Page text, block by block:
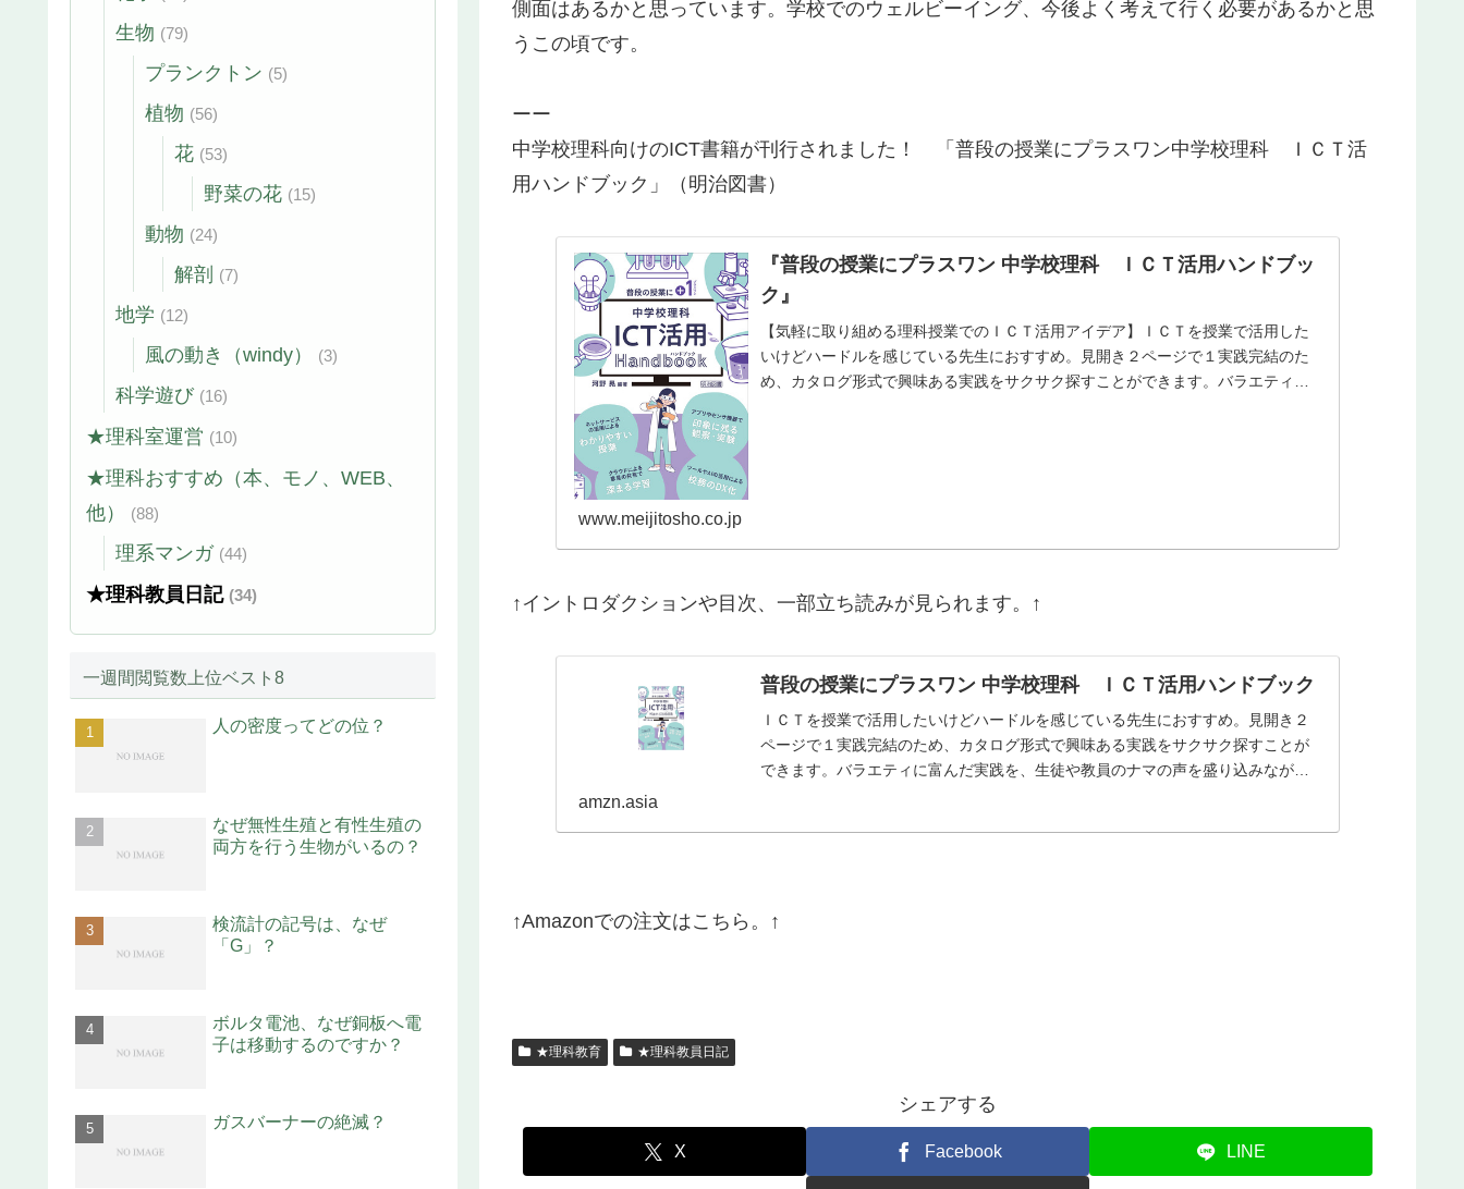
側面はあるかと思っています。学校でのウェルビーイング、今後よく考えて行く必要があるかと思
うこの頃です。
ーー
中学校理科向けのICT書籍が刊行されました！ 「 普段の授業にプラスワン中学校理科 ＩＣＴ活
用ハンドブック 」（明治図書）
『普段の授業にプラスワン 中学校理科 ＩＣＴ活用ハンドブッ
ク』
【気軽に取り組める理科授業でのＩＣＴ活用アイデア】ＩＣＴを授業で活用した
いけどハードルを感じている先生におすすめ。見開き２ページで１実践完結のた
め、カタログ形式で興味ある実践をサクサク探すことができます。バラエティに
www.meijitosho.co.jp
↑イントロダクションや目次、一部立ち読みが見られます。↑
普段の授業にプラスワン 中学校理科 ＩＣＴ活用ハンドブック
ＩＣＴを授業で活用したいけどハードルを感じている先生におすすめ。見開き２
ページで１実践完結のため、カタログ形式で興味ある実践をサクサク探すことが
できます。バラエティに富んだ実践を、生徒や教員のナマの声を盛り込みながら
amzn.asia
↑Amazonでの注文はこちら。↑
★理科教育 ★理科教員日記
シェアする
X Facebook LINE
生物 (79)
プランクトン (5)
植物 (56)
花 (53)
野菜の花 (15)
動物 (24)
解剖 (7)
地学 (12)
風の動き（windy） (3)
科学遊び (16)
★理科室運営 (10)
★理科おすすめ（本、モノ、WEB、
他）
(88)
理系マンガ (44)
★理科教員日記 (34)
一週間閲覧数上位ベスト8
人の密度ってどの位？
なぜ無性生殖と有性生殖の
両方を行う生物がいるの？
検流計の記号は、なぜ
「G」？
ボルタ電池、なぜ銅板へ電
子は移動するのですか？
ガスバーナーの絶滅？